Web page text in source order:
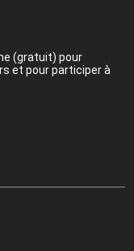
(gratuit) pour
et pour participer à